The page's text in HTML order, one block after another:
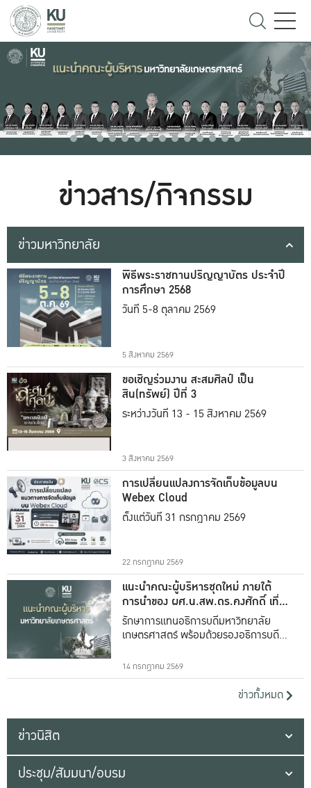
ข่าวสาร/กิจกรรม
ข่าวมหาวิทยาลัย
พิธีพระราชทานปริญญาบัตร ประจำปี
การศึกษา 2568
วันที่ 5-8 ตุลาคม 2569
5 สิงหาคม 2569
ขอเชิญร่วมงาน สะสมศิลป์ เป็น
สิน(ทรัพย์) ปีที่ 3
ระหว่างวันที่ 13 - 15 สิงหาคม 2569
3 สิงหาคม 2569
การเปลี่ยนแปลงการจัดเก็บข้อมูลบน
Webex Cloud
ตั้งแต่วันที่ 31 กรกฎาคม 2569
22 กรกฎาคม 2569
แนะนำคณะผู้บริหารชุดใหม่ ภายใต้
การนำของ ผศ.น.สพ.ดร.คงศักดิ์ เที่ยง
ธรรม
รักษาการแทนอธิการบดีมหาวิทยาลัย
เกษตรศาสตร์ พร้อมด้วยรองอธิการบดีทั้ง
14 กรกฎาคม 2569
ข่าวทั้งหมด
ข่าวนิสิต
ประชุม/สัมมนา/อบรม